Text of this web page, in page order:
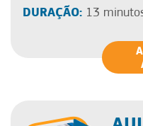
DURAÇÃO:13